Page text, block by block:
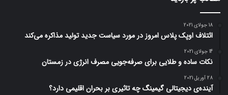
18 جولای 2021
ائتلاف اوپک پلاس امروز در مورد سیاست جدید تولید مذاکره می‌کند
14 جولای 2021
نکات ساده و طلایی برای صرفه‌جویی مصرف انرژی در زمستان
28 آوریل 2021
آینده‌ی دیجیتالی گیمینگ چه تاثیری بر بحران اقلیمی دارد؟